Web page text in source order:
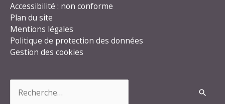
Accessibilité : non conforme
Plan du site
Mentions légales
Politique de protection des données
Gestion des cookies